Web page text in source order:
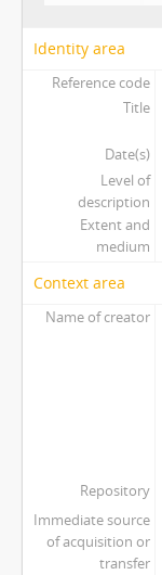
Identity area
Reference code
Title
Date(s)
Level of
description
Extent and
medium
Context area
Name of creator
Repository
Immediate source
of acquisition or
transfer